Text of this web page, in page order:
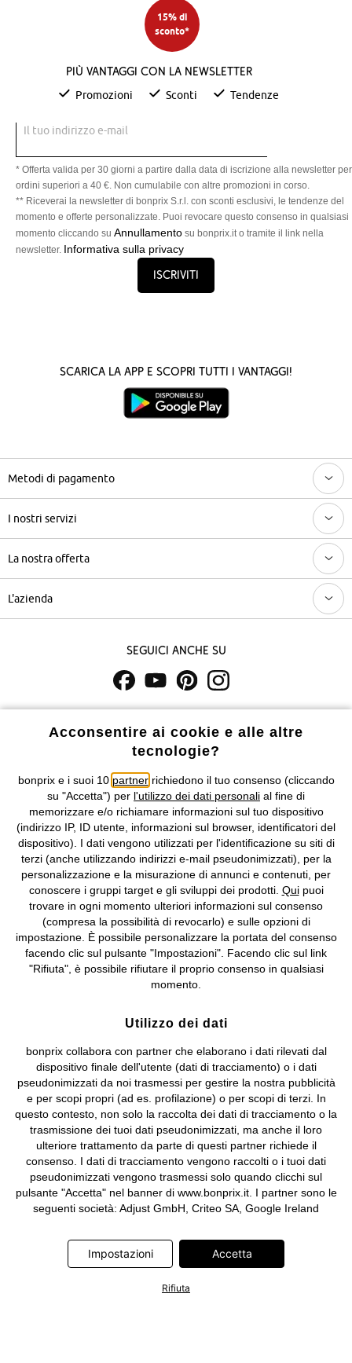
15% di
sconto*
Più vantaggi con la newsletter
Promozioni Sconti Tendenze
Il tuo indirizzo e-mail
* Offerta valida per 30 giorni a partire dalla data di iscrizione alla newsletter per
ordini superiori a 40 €. Non cumulabile con altre promozioni in corso.
** Riceverai la newsletter di bonprix S.r.l. con sconti esclusivi, le tendenze del
momento e offerte personalizzate. Puoi revocare questo consenso in qualsiasi
momento cliccando su Annullamento su bonprix.it o tramite il link nella
newsletter. Informativa sulla privacy
Iscriviti
Scarica la App e scopri tutti i vantaggi!
Metodi di pagamento
I nostri servizi
La nostra offerta
L'azienda
Seguici anche su
costi di servizio.
Informativa privacy e cookie Gestione dei cookie
Informazioni legali Diritto di recesso
©2026 bonprix.Tutti i diritti riservati.
bonprix S.r.l. con socio unico, sede legale: via Adua 33 - 13855
Valdengo (BI) C.F. 01510910027 - P.I. 01939830020, Reg. Imprese di
Biella n. 01510910027, R.E.A. BI - 171345, N. Reg. Pile:
IT09060P00000858, N. Reg. AEE: IT08020000002105 Capitale
Sociale: euro 1.000.000 i.v, Società soggetta all'attività di direzione
e coordinamento di bonprix Beteiligungs -Verwaltungsgesellschaft
mbH.
Acconsentire ai cookie e alle altre
tecnologie?
bonprix e i suoi 10 partnerrichiedono il tuo consenso (cliccando
su "Accetta") per l'utilizzo dei dati personali al fine di
memorizzare e/o richiamare informazioni sul tuo dispositivo
(indirizzo IP, ID utente, informazioni sul browser, identificatori del
dispositivo). I dati vengono utilizzati per l'identificazione su siti di
terzi (anche utilizzando indirizzi e-mail pseudonimizzati), per la
personalizzazione e la misurazione di annunci e contenuti, per
conoscere i gruppi target e gli sviluppi dei prodotti. Quipuoi
trovare in ogni momento ulteriori informazioni sul consenso
(compresa la possibilità di revocarlo) e sulle opzioni di
impostazione. È possibile personalizzare la portata del consenso
facendo clic sul pulsante "Impostazioni". Facendo clic sul link
"Rifiuta", è possibile rifiutare il proprio consenso in qualsiasi
momento.
Utilizzo dei dati
bonprix collabora con partner che elaborano i dati rilevati dal
dispositivo finale dell'utente (dati di tracciamento) o i dati
pseudonimizzati da noi trasmessi per gestire la nostra pubblicità
e per scopi propri (ad es. profilazione) o per scopi di terzi. In
questo contesto, non solo la raccolta dei dati di tracciamento o la
trasmissione dei tuoi dati pseudonimizzati, ma anche il loro
ulteriore trattamento da parte di questi partner richiede il
consenso. I dati di tracciamento vengono raccolti o i tuoi dati
pseudonimizzati vengono trasmessi solo quando clicchi sul
pulsante "Accetta" nel banner di www.bonprix.it. I partner sono le
seguenti società: Adjust GmbH, Criteo SA, Google Ireland
Meta Platforms Ireland Limited, Microsoft Ireland Operations
Limited, Pinterest Europe Limited, RTB-House GmbH, TikTok
Information Technologies UK Limited. Ulteriori informazioni sul
trattamento dei dati da parte di questi partner sono disponibili
Impostazioni Accetta
Rifiuta